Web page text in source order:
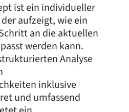
ist ein individueller
aufzeigt, wie ein
an die aktuellen
werden kann.
Analyse
inklusive
und umfassend